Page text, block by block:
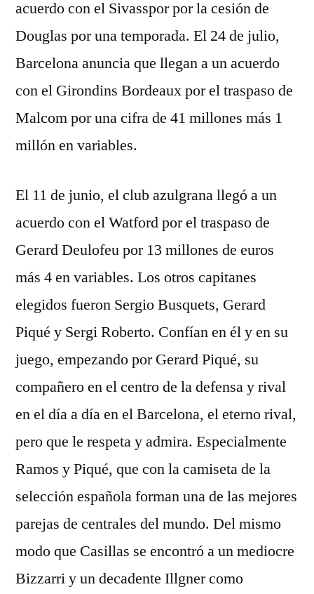
acuerdo con el Sivasspor por la cesión de
Douglas por una temporada. El 24 de julio,
Barcelona anuncia que llegan a un acuerdo
con el Girondins Bordeaux por el traspaso de
Malcom por una cifra de 41 millones más 1
millón en variables.
El 11 de junio, el club azulgrana llegó a un
acuerdo con el Watford por el traspaso de
Gerard Deulofeu por 13 millones de euros
más 4 en variables. Los otros capitanes
elegidos fueron Sergio Busquets, Gerard
Piqué y Sergi Roberto. Confían en él y en su
juego, empezando por Gerard Piqué, su
compañero en el centro de la defensa y rival
en el día a día en el Barcelona, el eterno rival,
pero que le respeta y admira. Especialmente
Ramos y Piqué, que con la camiseta de la
selección española forman una de las mejores
parejas de centrales del mundo. Del mismo
modo que Casillas se encontró a un mediocre
Bizzarri y un decadente Illgner como